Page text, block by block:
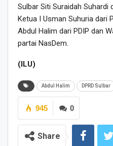
Sulbar Siti Suraidah Suhardi
Ketua I Usman Suhuria dari
Abdul Halim dari PDIP dan
partai NasDem.
(ILU)
Abdul Halim DPRD Sulbar
0
945
Share